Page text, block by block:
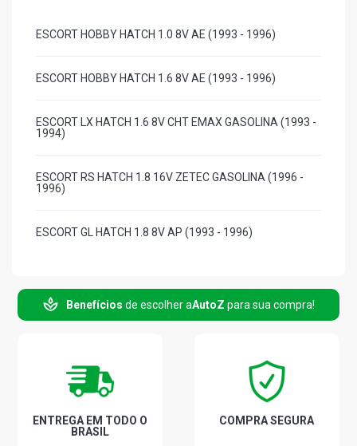
ESCORT HOBBY HATCH 1.0 8V AE (1993 - 1996)
ESCORT HOBBY HATCH 1.6 8V AE (1993 - 1996)
ESCORT LX HATCH 1.6 8V CHT EMAX GASOLINA (1993 -
1994)
ESCORT RS HATCH 1.8 16V ZETEC GASOLINA (1996 -
1996)
ESCORT GL HATCH 1.8 8V AP (1993 - 1996)
ESCORT LX HATCH 1.8 8V AP (1993 - 1994)
ESCORT XR3 HATCH 1.8 8V AP (1993 - 1994)
Benefícios de escolher aAutoZ para sua compra!
ENTREGA EM TODO O
BRASIL
COMPRA SEGURA